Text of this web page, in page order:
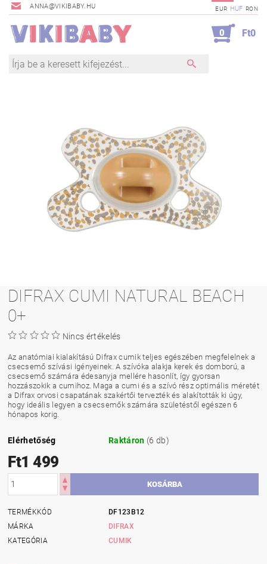
ANNA@VIKIBABY.HU EUR HUF RON
0 Ft0
DIFRAX CUMI NATURAL BEACH
0+
Nincs értékelés
Az anatómiai kialakítású Difrax cumik teljes egészében megfelelnek a
csecsemő szívási igényeinek. A szívóka alakja kerek és domború, a
csecsemő számára édesanyja mellére hasonlít, így gyorsan
hozzászokik a cumihoz. Maga a cumi és a szívó rész optimális méretét
a Difrax orvosi csapatának szakértői tervezték és alakították ki úgy,
hogy ideális legyen a csecsemők számára születéstől egészen 6
hónapos korig.
Elérhetőség Raktáron (6 db)
Ft1 499
TERMÉKKÓD
DF123B12
MÁRKA
DIFRAX
KATEGÓRIA
CUMIK